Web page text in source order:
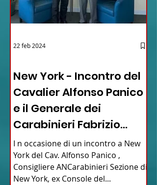
New York - Incontro del
Cavalier Alfonso Panico
e il Generale dei
Carabinieri Fabrizio
Parrulli
I n occasione di un incontro a New
York del Cav. Alfonso Panico ,
Consigliere ANCarabinieri Sezione di
New York, ex Console del...
22 feb 2024